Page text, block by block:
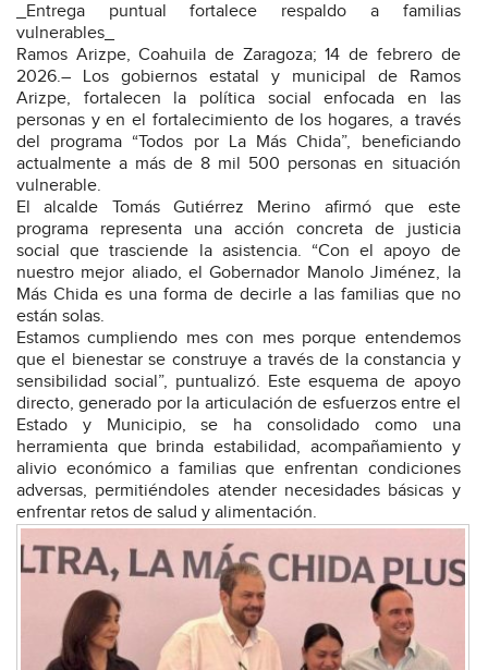
_Entrega puntual fortalece respaldo a familias
vulnerables_
Ramos Arizpe, Coahuila de Zaragoza; 14 de febrero de
2026.– Los gobiernos estatal y municipal de Ramos
Arizpe, fortalecen la política social enfocada en las
personas y en el fortalecimiento de los hogares, a través
del programa “Todos por La Más Chida”, beneficiando
actualmente a más de 8 mil 500 personas en situación
vulnerable.
El alcalde Tomás Gutiérrez Merino afirmó que este
programa representa una acción concreta de justicia
social que trasciende la asistencia. “Con el apoyo de
nuestro mejor aliado, el Gobernador Manolo Jiménez, la
Más Chida es una forma de decirle a las familias que no
están solas.
Estamos cumpliendo mes con mes porque entendemos
que el bienestar se construye a través de la constancia y
sensibilidad social”, puntualizó. Este esquema de apoyo
directo, generado por la articulación de esfuerzos entre el
Estado y Municipio, se ha consolidado como una
herramienta que brinda estabilidad, acompañamiento y
alivio económico a familias que enfrentan condiciones
adversas, permitiéndoles atender necesidades básicas y
enfrentar retos de salud y alimentación.